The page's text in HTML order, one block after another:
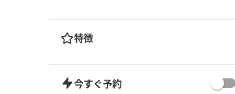
特徴
今すぐ予約